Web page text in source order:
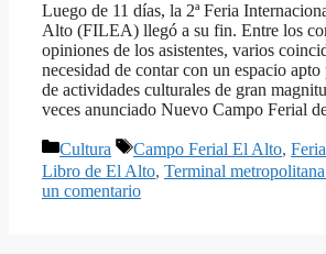
Luego de 11 días, la 2ª Feria
Alto (FILEA) llegó a su fin. Entre los
opiniones de los asistentes, varios
necesidad de contar con un espacio
de actividades culturales de gran
veces anunciado Nuevo Campo Ferial
Categorías
Cultura Etiquetas
Campo Ferial El Alto,
Libro de El Alto, Terminal
un comentario